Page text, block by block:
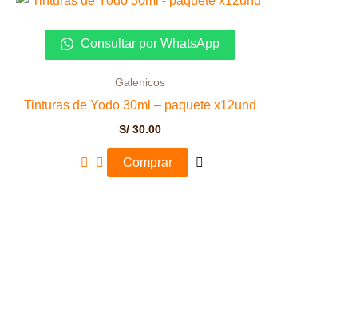
Consultar por WhatsApp
Galenicos
Tinturas de Yodo 30ml – paquete x12und
S/ 30.00
Comprar